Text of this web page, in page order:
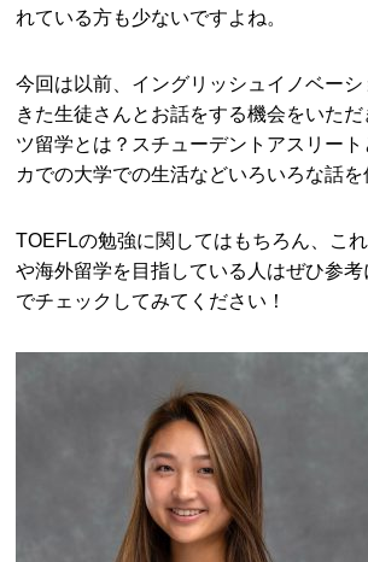
れている方も少ないですよね。
今回は以前、イングリッシュイノベー
きた生徒さんとお話をする機会をいた
ツ留学とは？スチューデントアスリート
カでの大学での生活などいろいろな話を
TOEFLの勉強に関してはもちろん、こ
や海外留学を目指している人はぜひ参
でチェックしてみてください！